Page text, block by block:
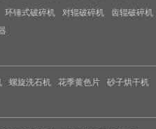
环锤式破碎机 对辊破碎机
齿辊破碎机
螺旋洗石机 花季黄色片 砂子烘干机